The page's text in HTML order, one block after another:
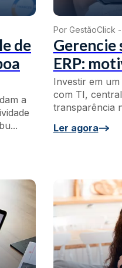
de
a
Por GestãoClick -
Gerencie
ERP:
Investir em
com TI,
transparência
Ler agora